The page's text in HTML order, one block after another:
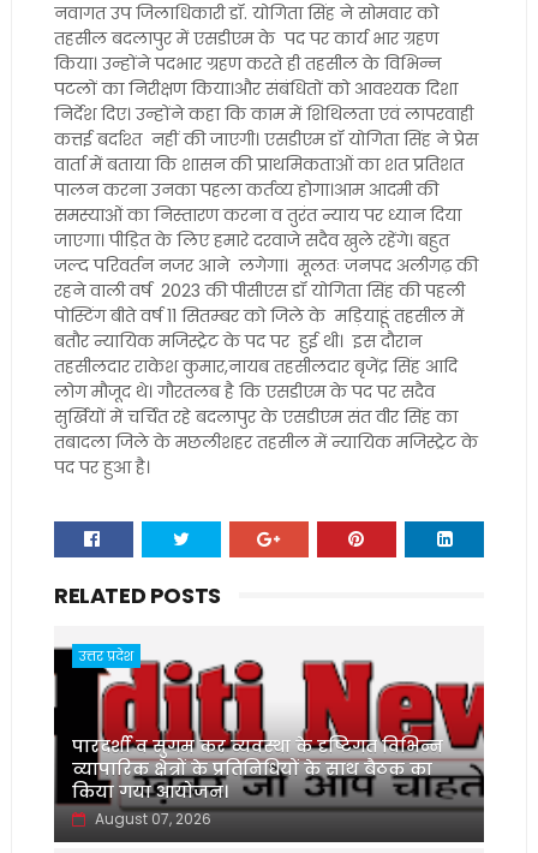
नवागत उप जिलाधिकारी डॉ. योगिता सिंह ने सोमवार को
तहसील बदलापुर में एसडीएम के पद पर कार्य भार ग्रहण
किया। उन्होंने पदभार ग्रहण करते ही तहसील के विभिन्न
पटलों का निरीक्षण किया।और संबंधितों को आवश्यक दिशा
निर्देश दिए। उन्होंने कहा कि काम में शिथिलता एवं लापरवाही
कत्तई बर्दाश्त नहीं की जाएगी। एसडीएम डॉ योगिता सिंह ने प्रेस
वार्ता में बताया कि शासन की प्राथमिकताओं का शत प्रतिशत
पालन करना उनका पहला कर्तव्य होगा।आम आदमी की
समस्याओं का निस्तारण करना व तुरंत न्याय पर ध्यान दिया
जाएगा। पीड़ित के लिए हमारे दरवाजे सदैव खुले रहेंगे। बहुत
जल्द परिवर्तन नजर आने लगेगा। मूलतः जनपद अलीगढ़ की
रहने वाली वर्ष 2023 की पीसीएस डॉ योगिता सिंह की पहली
पोस्टिंग बीते वर्ष 11 सितम्बर को जिले के मड़ियाहूं तहसील में
बतौर न्यायिक मजिस्ट्रेट के पद पर हुई थी। इस दौरान
तहसीलदार राकेश कुमार,नायब तहसीलदार बृजेंद्र सिंह आदि
लोग मौजूद थे। गौरतलब है कि एसडीएम के पद पर सदैव
सुर्खियों में चर्चित रहे बदलापुर के एसडीएम संत वीर सिंह का
तबादला जिले के मछलीशहर तहसील में न्यायिक मजिस्ट्रेट के
पद पर हुआ है।
RELATED POSTS
उत्तर प्रदेश
पारदर्शी व सुगम कर व्यवस्था के दृष्टिगत विभिन्न
व्यापारिक क्षेत्रों के प्रतिनिधियों के साथ बैठक का
किया गया आयोजन।
August 07, 2026